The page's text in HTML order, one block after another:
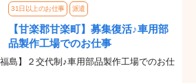
31日以上のお仕事 派遣
【甘楽郡甘楽町】募集復活♪車用部
品製作工場でのお仕事
島】２交代制♪車用部品製作工場でのお仕